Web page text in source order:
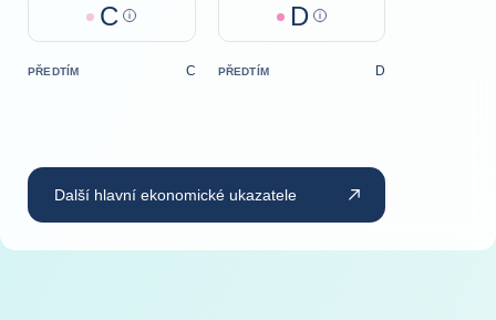
C Help D Help
PŘEDTÍM C PŘEDTÍM D
Další hlavní ekonomické ukazatele